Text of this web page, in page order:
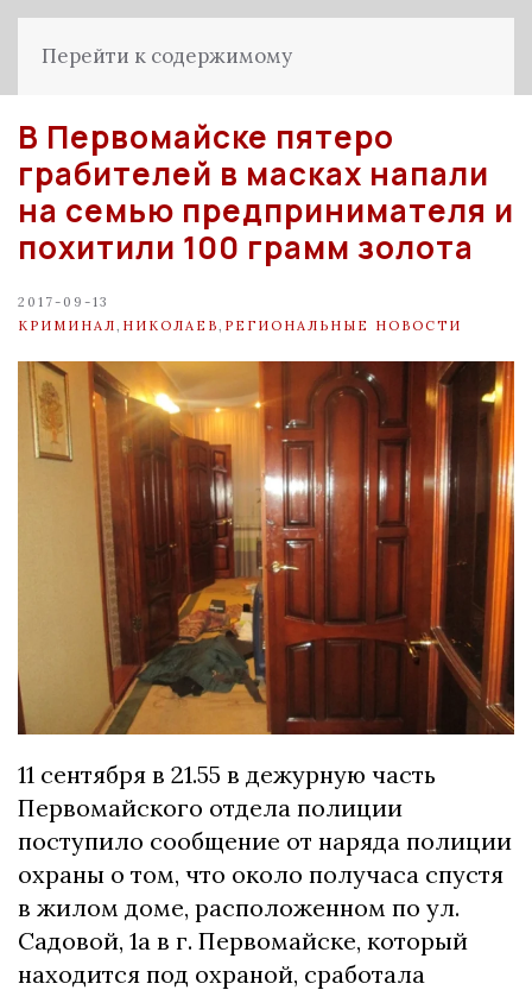
Перейти к содержимому
В Первомайске пятеро
грабителей в масках напали
на семью предпринимателя и
похитили 100 грамм золота
2017-09-13
КРИМИНАЛ НИКОЛАЕВ РЕГИОНАЛЬНЫЕ НОВОСТИ
11 сентября в 21.55 в дежурную часть
Первомайского отдела полиции
поступило сообщение от наряда полиции
охраны о том, что около получаса спустя
в жилом доме, расположенном по ул.
Садовой, 1а в г. Первомайске, который
находится под охраной, сработала